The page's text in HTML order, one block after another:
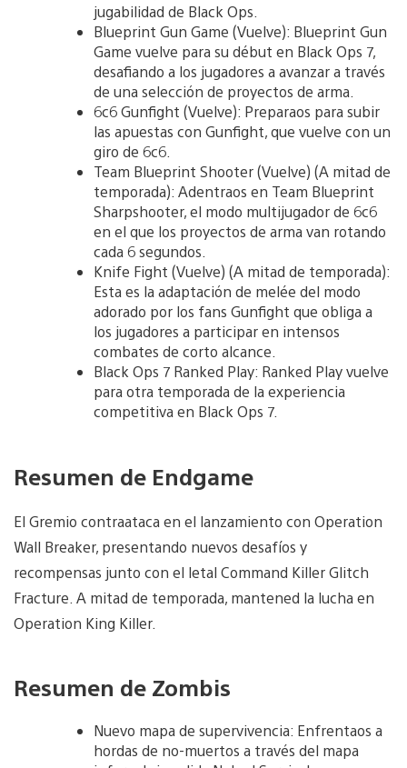
jugabilidad de Black Ops.
Blueprint Gun Game (Vuelve): Blueprint Gun
Game vuelve para su début en Black Ops 7,
desafiando a los jugadores a avanzar a través
de una selección de proyectos de arma.
6c6 Gunfight (Vuelve): Preparaos para subir
las apuestas con Gunfight, que vuelve con un
giro de 6c6.
Team Blueprint Shooter (Vuelve) (A mitad de
temporada): Adentraos en Team Blueprint
Sharpshooter, el modo multijugador de 6c6
en el que los proyectos de arma van rotando
cada 6 segundos.
Knife Fight (Vuelve) (A mitad de temporada):
Esta es la adaptación de melée del modo
adorado por los fans Gunfight que obliga a
los jugadores a participar en intensos
combates de corto alcance.
Black Ops 7 Ranked Play: Ranked Play vuelve
para otra temporada de la experiencia
competitiva en Black Ops 7.
Resumen de Endgame
El Gremio contraataca en el lanzamiento con Operation
Wall Breaker, presentando nuevos desafíos y
recompensas junto con el letal Command Killer Glitch
Fracture. A mitad de temporada, mantened la lucha en
Operation King Killer.
Resumen de Zombis
Nuevo mapa de supervivencia: Enfrentaos a
hordas de no-muertos a través del mapa